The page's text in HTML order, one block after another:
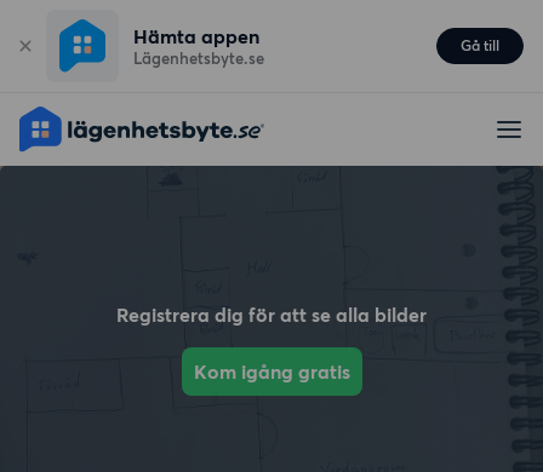
Hämta appen
Lägenhetsbyte.se
Gå till
Registrera dig för att se alla bilder
Kom igång gratis